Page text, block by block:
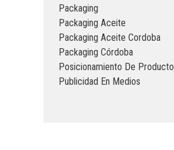
Packaging
Packaging Aceite
Packaging Aceite Cordoba
Packaging Córdoba
Posicionamiento De Producto
Publicidad En Medios